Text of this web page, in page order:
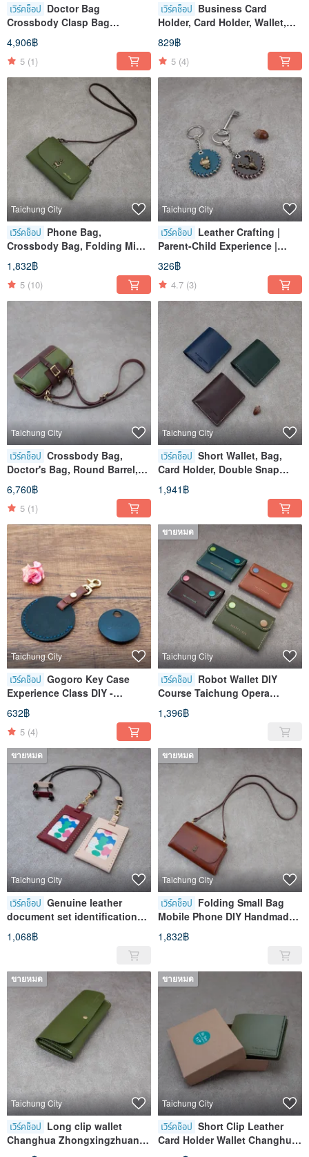
เวิร์คช็อป Doctor Bag
Crossbody Clasp Bag
Handmade Experience Class
Taichung Shen Ji Store
Genuine Leather Beginner
Friendly
4,906฿
5 (1)
เวิร์คช็อป Business Card
Holder, Card Holder, Wallet,
Workshop Experience,
Taichung, Shen Ji New Village
829฿
5 (4)
Taichung City
เวิร์คช็อป Phone Bag,
Crossbody Bag, Folding Mini
Bag, DIY Workshop,
Experience Class, Taichung,
Shenji
1,832฿
5 (10)
Taichung City
เวิร์คช็อป Leather Crafting |
Parent-Child Experience |
Keychain | Handmade Leather
| Taichung Shen Ji Branch
326฿
4.7 (3)
Taichung City
เวิร์คช็อป Crossbody Bag,
Doctor's Bag, Round Barrel,
Frame Bag, Experience
Course, Taichung, Shen Ji
New Village
6,760฿
5 (1)
Taichung City
เวิร์คช็อป Short Wallet, Bag,
Card Holder, Double Snap
Vertical Wallet, Taichung Shen
Ji Store
1,941฿
Taichung City
เวิร์คช็อป Gogoro Key Case
Experience Class DIY -
Taichung Shen Ji Store
632฿
5 (4)
ขายหมด
Taichung City
เวิร์คช็อป Robot Wallet DIY
Course Taichung Opera
House Store
1,396฿
ขายหมด
Taichung City
เวิร์คช็อป Genuine leather
document set identification
card card handmade course
Changhua Zhongxingzhuang
1,068฿
ขายหมด
Taichung City
เวิร์คช็อป Folding Small Bag
Mobile Phone DIY Handmade
Course Experience Changhua
Zhongxingzhuang Store
1,832฿
ขายหมด
Taichung City
เวิร์คช็อป Long clip wallet
Changhua Zhongxingzhuang
ขายหมด
Taichung City
เวิร์คช็อป Short Clip Leather
Card Holder Wallet Changhua
Zhongxingzhuang Store